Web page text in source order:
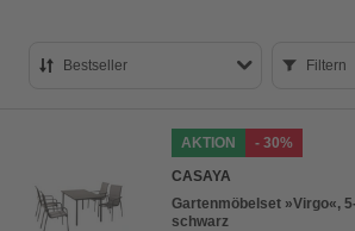
Bestseller
Preis aufsteigend
Preis absteigend
Filtern
AKTION
- 30%
CASAYA
Gartenmöbelset »Virgo«,
schwarz